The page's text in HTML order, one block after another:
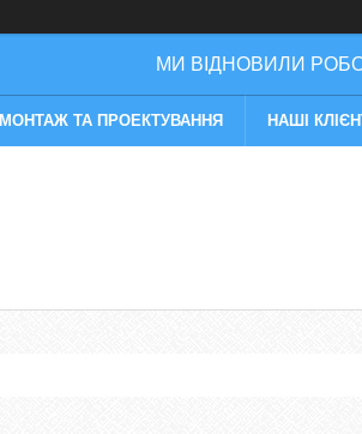
МИ ВІДНОВИЛИ
МОНТАЖ ТА ПРОЕКТУВАННЯ НАШІ